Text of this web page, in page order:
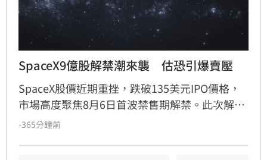
SpaceX9億股解禁潮來襲　估恐引爆賣壓
SpaceX股價近期重挫，跌破135美元IPO價格，
市場高度聚焦8月6日首波禁售期解禁。此次解禁
預計將釋放約9.12億股，使公開流通股數翻倍。
-365分鐘前